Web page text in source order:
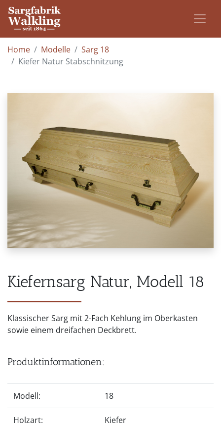
Home Modelle
Sarg 18
Kiefer Natur Stabschnitzung
Kiefernsarg Natur, Modell 18
Klassischer Sarg mit 2-Fach Kehlung im Oberkasten
sowie einem dreifachen Deckbrett.
Produktinformationen:
Modell: 18
Holzart: Kiefer